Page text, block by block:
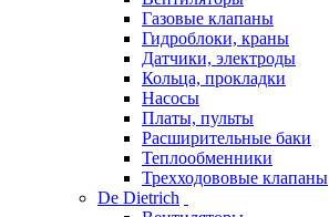
Газовые клапаны
Гидроблоки, краны
Датчики, электроды
Кольца, прокладки
Насосы
Платы, пульты
Расширительные баки
Теплообменники
Трехходововые клапаны
De Dietrich